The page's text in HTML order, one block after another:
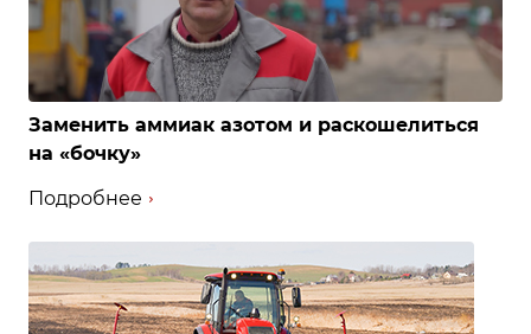
Заменить аммиак азотом и раскошелиться
на «бочку»
Подробнее